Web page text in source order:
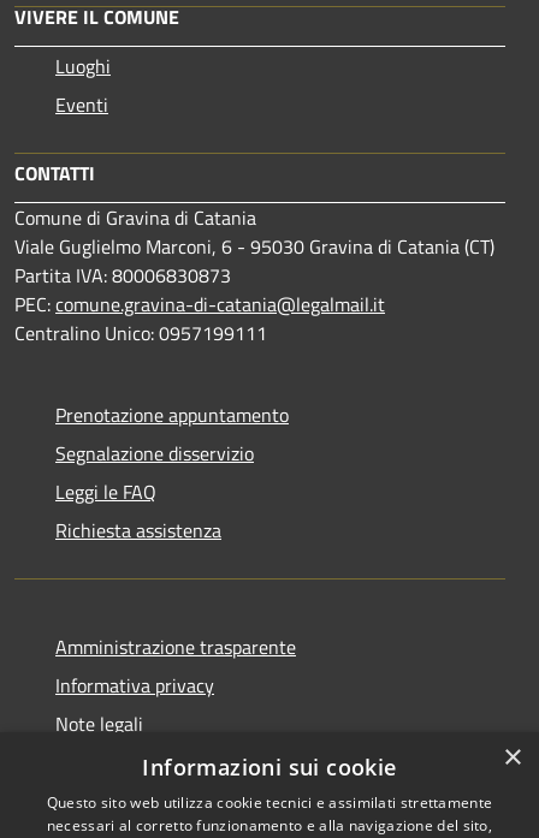
VIVERE IL COMUNE
Luoghi
Eventi
CONTATTI
Comune di Gravina di Catania
Viale Guglielmo Marconi, 6 - 95030 Gravina di Catania (CT)
Partita IVA: 80006830873
PEC:comune.gravina-di-catania@legalmail.it
Centralino Unico: 0957199111
Prenotazione appuntamento
Segnalazione disservizio
Leggi le FAQ
Richiesta assistenza
Amministrazione trasparente
Informativa privacy
Note legali
Dichiarazione di accessibilità
×
Informazioni sui cookie
Questo sito web utilizza cookie tecnici e assimilati strettamente
necessari al corretto funzionamento e alla navigazione del sito,